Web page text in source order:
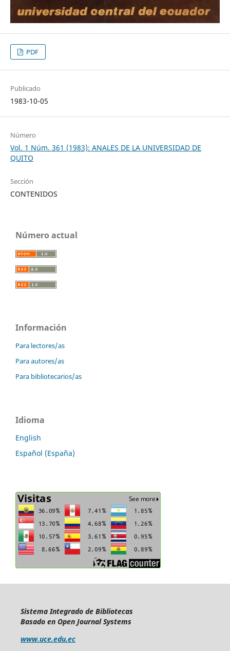
PDF
Publicado
1983-10-05
Número
Vol. 1 Núm. 361 (1983): ANALES DE LA UNIVERSIDAD DE
QUITO
Sección
CONTENIDOS
Número actual
Información
Para lectores/as
Para autores/as
Para bibliotecarios/as
Idioma
English
Español (España)
Sistema Integrado de Bibliotecas
Basado en Open Journal Systems
www.uce.edu.ec